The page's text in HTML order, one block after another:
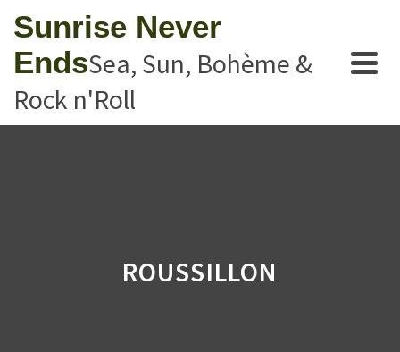
Sunrise Never
EndsSea, Sun, Bohème &
Rock n'Roll
ROUSSILLON